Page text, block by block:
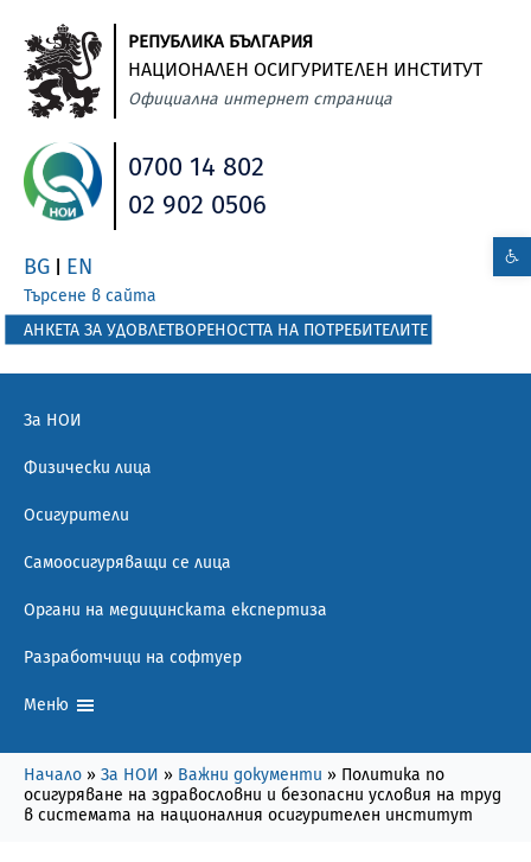
РЕПУБЛИКА БЪЛГАРИЯ
НАЦИОНАЛЕН ОСИГУРИТЕЛЕН ИНСТИТУТ
Официална интернет страница
0700 14 802
02 902 0506
BG EN
Търсене в сайта
АНКЕТА ЗА УДОВЛЕТВОРЕНОСТТА НА ПОТРЕБИТЕЛИТЕ
За НОИ
Физически лица
Осигурители
Самоосигуряващи се лица
Органи на медицинската експертиза
Разработчици на софтуер
Меню
Начало » За НОИ » Важни документи » Политика по
осигуряване на здравословни и безопасни условия на труд
в системата на националния осигурителен институт